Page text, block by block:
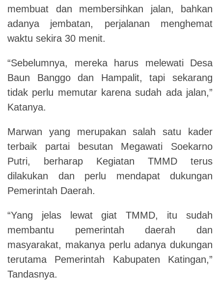
membuat dan membersihkan jalan, bahkan
adanya jembatan, perjalanan menghemat
waktu sekira 30 menit.
“Sebelumnya, mereka harus melewati Desa
Baun Banggo dan Hampalit, tapi sekarang
tidak perlu memutar karena sudah ada jalan,”
Katanya.
Marwan yang merupakan salah satu kader
terbaik partai besutan Megawati Soekarno
Putri, berharap Kegiatan TMMD terus
dilakukan dan perlu mendapat dukungan
Pemerintah Daerah.
“Yang jelas lewat giat TMMD, itu sudah
membantu pemerintah daerah dan
masyarakat, makanya perlu adanya dukungan
terutama Pemerintah Kabupaten Katingan,”
Tandasnya.